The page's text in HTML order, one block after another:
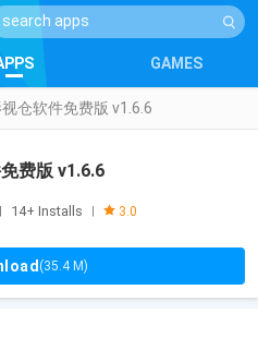
GAMES
仓软件免费版 v1.6.6
费版 v1.6.6
| 14+ Installs | 3.0
(35.4 M)